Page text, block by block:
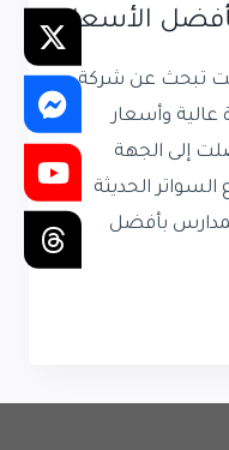
الأسعار
تبحث عن شركة
عالية وأسعار
إلى الجهة
السواتر الحديثة
بأفضل